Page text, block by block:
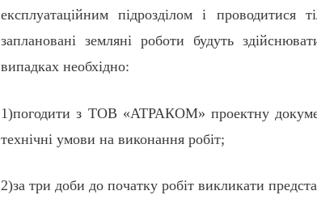
експлуатаційним підрозділом і
заплановані земляні роботи будуть
випадках необхідно:
1)погодити з ТОВ «АТРАКОМ» проектну
технічні умови на виконання робіт;
2)за три доби до початку робіт викликати